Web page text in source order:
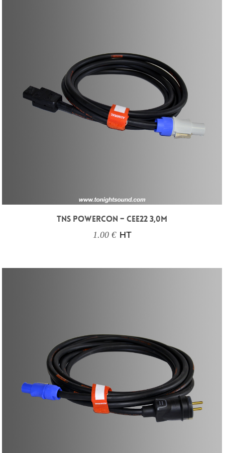
TNS POWERCON – CEE22 3,0M
1.00 € HT